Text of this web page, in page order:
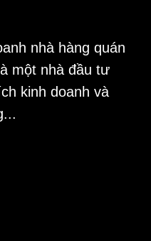
nhà hàng quán
một nhà đầu tư
kinh doanh và